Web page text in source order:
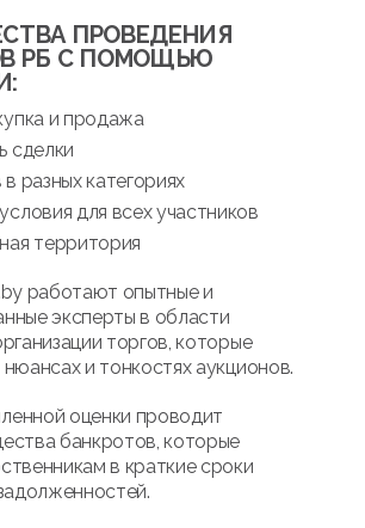
ПРОВЕДЕНИЯ
РБ С ПОМОЩЬЮ
и продажа
сделки
разных категориях
для всех участников
территория
работают опытные и
эксперты в области
торгов, которые
и тонкостях аукционов.
оценки проводит
банкротов, которые
в краткие сроки